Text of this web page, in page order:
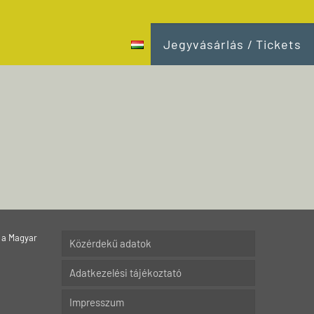
Jegyvásárlás / Tickets
Magyar
Közérdekű adatok
Adatkezelési tájékoztató
Impresszum